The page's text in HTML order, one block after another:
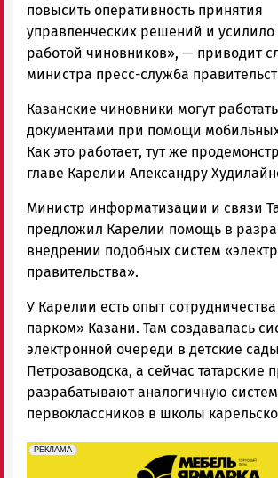
повысить оперативность принятия
управленческих решений и усилило
работой чиновников», — приводит
министра пресс-служба
Казанские чиновники могут
документами при помощи мобильных
Как это работает, тут же
главе Карелии Александру
Министр информатизации и связи
предложил Карелии помощь в
внедрении подобных систем
правительства».
У Карелии есть опыт
парком» Казани. Там создавалась
электронной очереди в детские сады
Петрозаводска, а сейчас татарские
разрабатывают аналогичную
первоклассников в школы
erid: 2SDnjeFymr3
РЕКЛАМА
Реклама